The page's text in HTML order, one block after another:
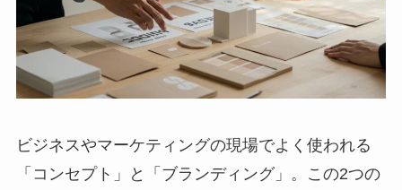
ビジネスやマーケティングの現場でよく使われる
「コンセプト」と「ブランディング」。この2つの